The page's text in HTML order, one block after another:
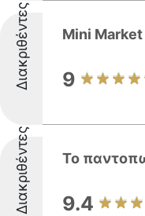
Διακριθέντες Mini
9
Διακριθέντες Το
9.4